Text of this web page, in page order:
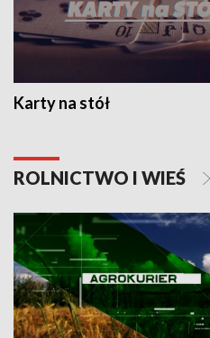
Karty na stół
ROLNICTWO I WIEŚ